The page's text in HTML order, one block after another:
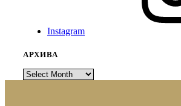
Instagram
АРХИВА
Архива